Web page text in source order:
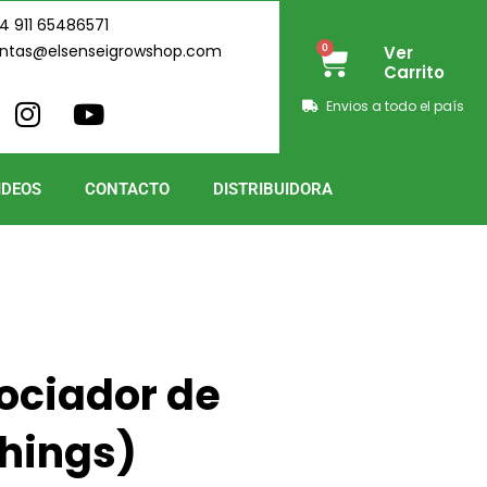
911 65486571
I
n
s
t
Y
o
u
t
0
Cart
Ver
Carrito
Envios a todo el país
CONTACTO DISTRIBUIDORA
de